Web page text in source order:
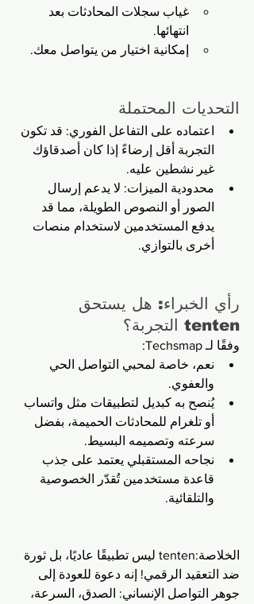
غياب سجلات المحادثات بعد
انتهائها.
إمكانية اختيار من يتواصل معك.
التحديات المحتملة
اعتماده على التفاعل الفوري: قد تكون
التجربة أقل إرضاءً إذا كان أصدقاؤك
غير نشطين عليه.
محدودية الميزات: لا يدعم إرسال
الصور أو النصوص الطويلة، مما قد
يدفع المستخدمين لاستخدام منصات
أخرى بالتوازي.
رأي الخبراء: هل يستحق
tenten التجربة؟
وفقًا لـ Techsmap:
نعم، خاصة لمحبي التواصل الحي
والعفوي.
يُنصح به كبديل لتطبيقات مثل واتساب
أو تلغرام للمحادثات الحميمة، بفضل
سرعته وتصميمه البسيط.
نجاحه المستقبلي يعتمد على جذب
قاعدة مستخدمين تُقدّر الخصوصية
والتلقائية.
الخلاصة:tenten ليس تطبيقًا عاديًا، بل ثورة
ضد التعقيد الرقمي! إنه دعوة للعودة إلى
جوهر التواصل الإنساني: الصدق، السرعة،